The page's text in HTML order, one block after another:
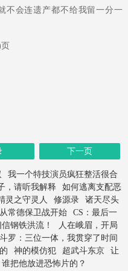
不会连遗产都不给我留一分一
下一页
我一个特技演员疯狂整活很合
，请听我解释
如何逃离支配恶
灵之守灵人 修源录
诸天尽头
常德保卫战开始
CS：最后一
钢铁洪流！
人在峨眉，开局
斗罗：三位一体，我贯穿了时间
神的模仿犯 超武斗东京
让
把他放进恐怖片的？